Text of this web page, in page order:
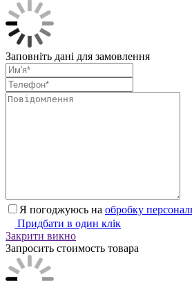
Заповніть дані для замовлення
Я погоджуюсь на обробку
Придбати в один клік
Закрити викно
Запросить стоимость товара